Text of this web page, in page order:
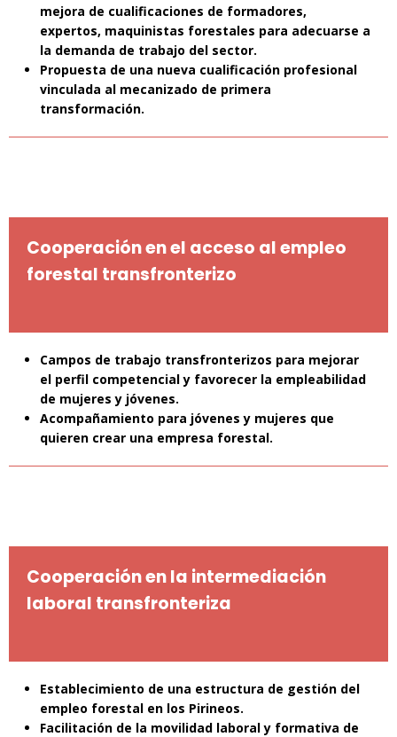
mejora de cualificaciones de formadores,
expertos, maquinistas forestales para adecuarse a
la demanda de trabajo del sector.
Propuesta de una nueva cualificación profesional
vinculada al mecanizado de primera
transformación.
Cooperación en el acceso al empleo
forestal transfronterizo
Campos de trabajo transfronterizos para mejorar
el perfil competencial y favorecer la empleabilidad
de mujeres y jóvenes.
Acompañamiento para jóvenes y mujeres que
quieren crear una empresa forestal.
Cooperación en la intermediación
laboral transfronteriza
Establecimiento de una estructura de gestión del
empleo forestal en los Pirineos.
Facilitación de la movilidad laboral y formativa de